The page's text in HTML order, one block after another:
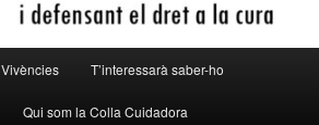
Vivències T’interessarà saber-ho
Qui som la Colla Cuidadora